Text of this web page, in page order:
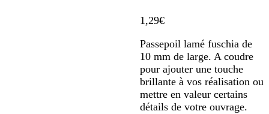
1,29€
Passepoil lamé fuschia de
10 mm de large. A coudre
pour ajouter une touche
brillante à vos réalisation ou
mettre en valeur certains
détails de votre ouvrage.